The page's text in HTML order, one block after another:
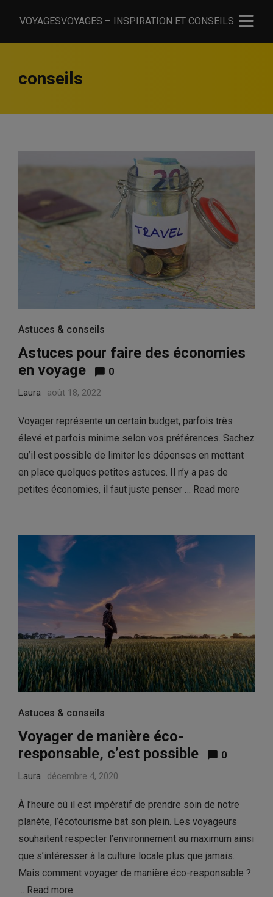
VOYAGESVOYAGES – INSPIRATION ET CONSEILS
conseils
Astuces & conseils
Astuces pour faire des économies
en voyage
0
Laura août 18, 2022
Voyager représente un certain budget, parfois très
élevé et parfois minime selon vos préférences. Sachez
qu’il est possible de limiter les dépenses en mettant
en place quelques petites astuces. Il n’y a pas de
petites économies, il faut juste penser … Read more
Astuces & conseils
Voyager de manière éco-
responsable, c’est possible
0
Laura décembre 4, 2020
À l’heure où il est impératif de prendre soin de notre
planète, l’écotourisme bat son plein. Les voyageurs
souhaitent respecter l’environnement au maximum ainsi
que s’intéresser à la culture locale plus que jamais.
Mais comment voyager de manière éco-responsable ?
… Read more